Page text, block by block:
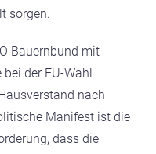
sorgen.
Bauernbund mit
der EU-Wahl
nach
Manifest ist die
dass die